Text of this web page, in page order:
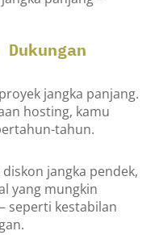
jangka panjang.
hosting, kamu
tahun.
jangka pendek,
yang mungkin
seperti kestabilan